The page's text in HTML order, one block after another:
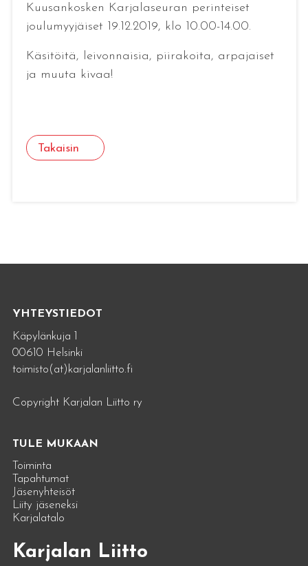
Kuusankosken Karjalaseuran perinteiset
joulumyyjäiset 19.12.2019, klo 10.00-14.00.
Käsitöitä, leivonnaisia, piirakoita, arpajaiset
ja muuta kivaa!
Takaisin
YHTEYSTIEDOT
Käpylänkuja 1
00610 Helsinki
toimisto(at)karjalanliitto.fi
Copyright Karjalan Liitto ry
TULE MUKAAN
Toiminta
Tapahtumat
Jäsenyhteisöt
Liity jäseneksi
Karjalatalo
Karjalan Liitto